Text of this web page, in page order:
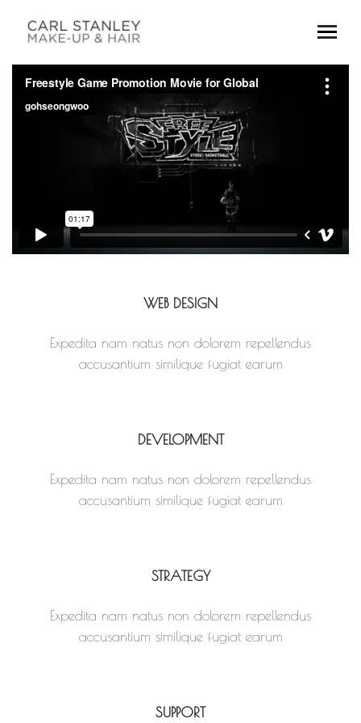
WEB DESIGN
Expedita nam natus non dolorem repellendus
accusantium similique fugiat earum
DEVELOPMENT
Expedita nam natus non dolorem repellendus
accusantium similique fugiat earum
STRATEGY
Expedita nam natus non dolorem repellendus
accusantium similique fugiat earum
SUPPORT